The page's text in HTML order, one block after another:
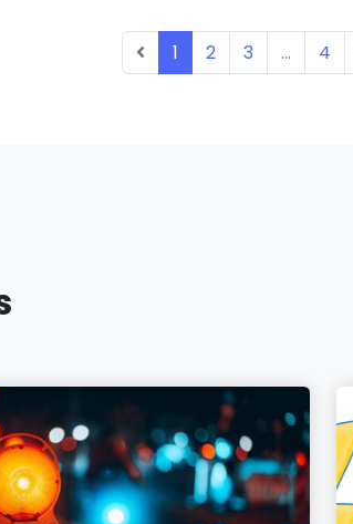
1 2 3 ... 4